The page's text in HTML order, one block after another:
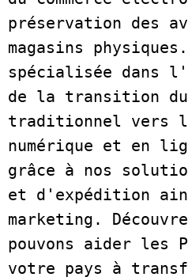
préservation des
magasins
spécialisée dans
de la transition du
traditionnel vers le
numérique et en
grâce à nos
et d'expédition
marketing.
pouvons aider les
votre pays à